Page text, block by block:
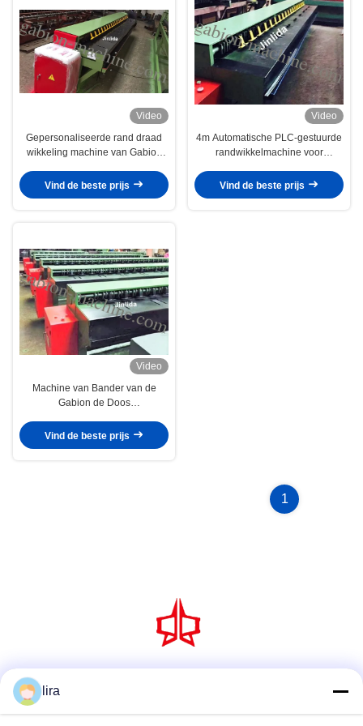
Video
Gepersonaliseerde rand draad
wikkeling machine van Gabion
Vind de beste prijs
Video
4m Automatische PLC-gestuurde
randwikkelmachine voor
Vind de beste prijs
Video
Machine van Bander van de
Gabion de Doos
4.0mm Draaddiameter
Vind de beste prijs
1
lira